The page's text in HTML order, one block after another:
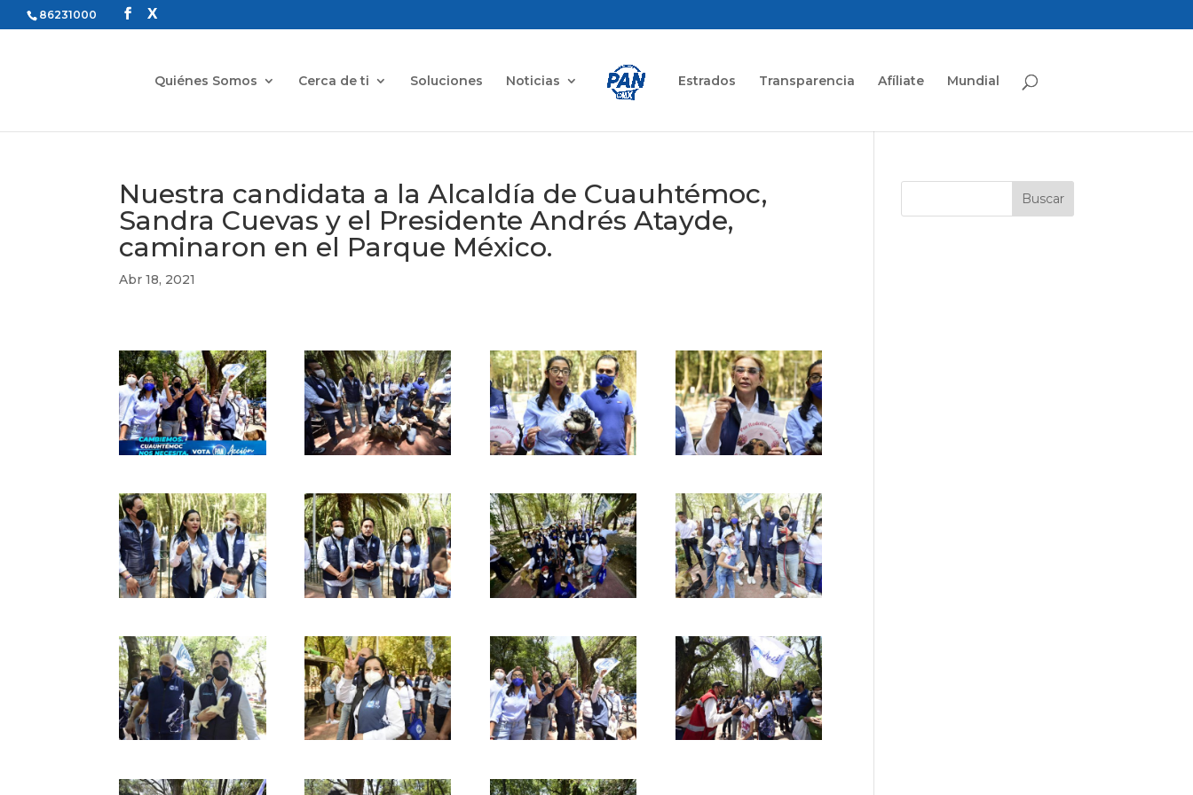
86231000
Quiénes Somos Cerca de ti Soluciones Noticias Estrados Transparencia Afíliate Mundial
Nuestra candidata a la Alcaldía de Cuauhtémoc,
Sandra Cuevas y el Presidente Andrés Atayde,
caminaron en el Parque México.
Abr 18, 2021